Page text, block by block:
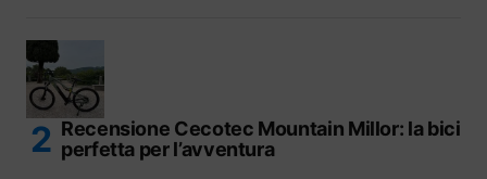
Recensione Cecotec Mountain Millor: la bici
perfetta per l’avventura